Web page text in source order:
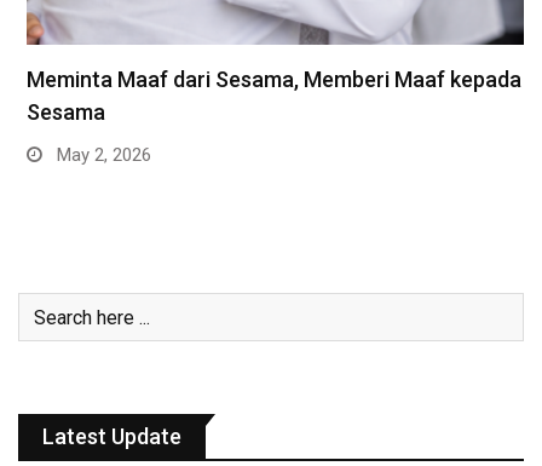
Meminta Maaf dari Sesama, Memberi Maaf kepada
Sesama
May 2, 2026
Latest Update